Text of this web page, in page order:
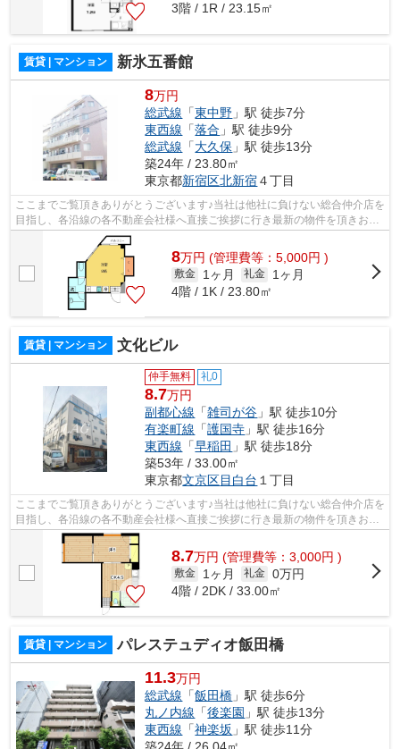
3階 / 1R / 23.15㎡
賃貸 | マンション 新氷五番館
8万円
総武線 「東中野 」駅 徒歩7分
東西線 「落合 」駅 徒歩9分
総武線 「大久保 」駅 徒歩13分
築24年 / 23.80㎡
東京都新宿区北新宿４丁目
ここまでご覧頂きありがとうございます♪当社は他社に負けない総合仲介店を
目指し、各沿線の各不動産会社様へ直接ご挨拶に行き最新の物件を頂きお客
様へ提供しております！最新の情報は...
8万円 (管理費等：5,000円 )
敷金 1ヶ月 礼金
1ヶ月
4階 / 1K / 23.80㎡
賃貸 | マンション 文化ビル
仲手無料 礼0
8.7万円
副都心線 「雑司が谷 」駅 徒歩10分
有楽町線 「護国寺 」駅 徒歩16分
東西線 「早稲田 」駅 徒歩18分
築53年 / 33.00㎡
東京都文京区目白台 １丁目
ここまでご覧頂きありがとうございます♪当社は他社に負けない総合仲介店を
目指し、各沿線の各不動産会社様へ直接ご挨拶に行き最新の物件を頂きお客
様へ提供しております！最新の情報は...
8.7万円 (管理費等：3,000円 )
敷金 1ヶ月 礼金 0万円
4階 / 2DK / 33.00㎡
賃貸 | マンション パレステュディオ飯田橋
11.3万円
総武線 「飯田橋 」駅 徒歩6分
丸ノ内線 「後楽園 」駅 徒歩13分
東西線 「神楽坂 」駅 徒歩11分